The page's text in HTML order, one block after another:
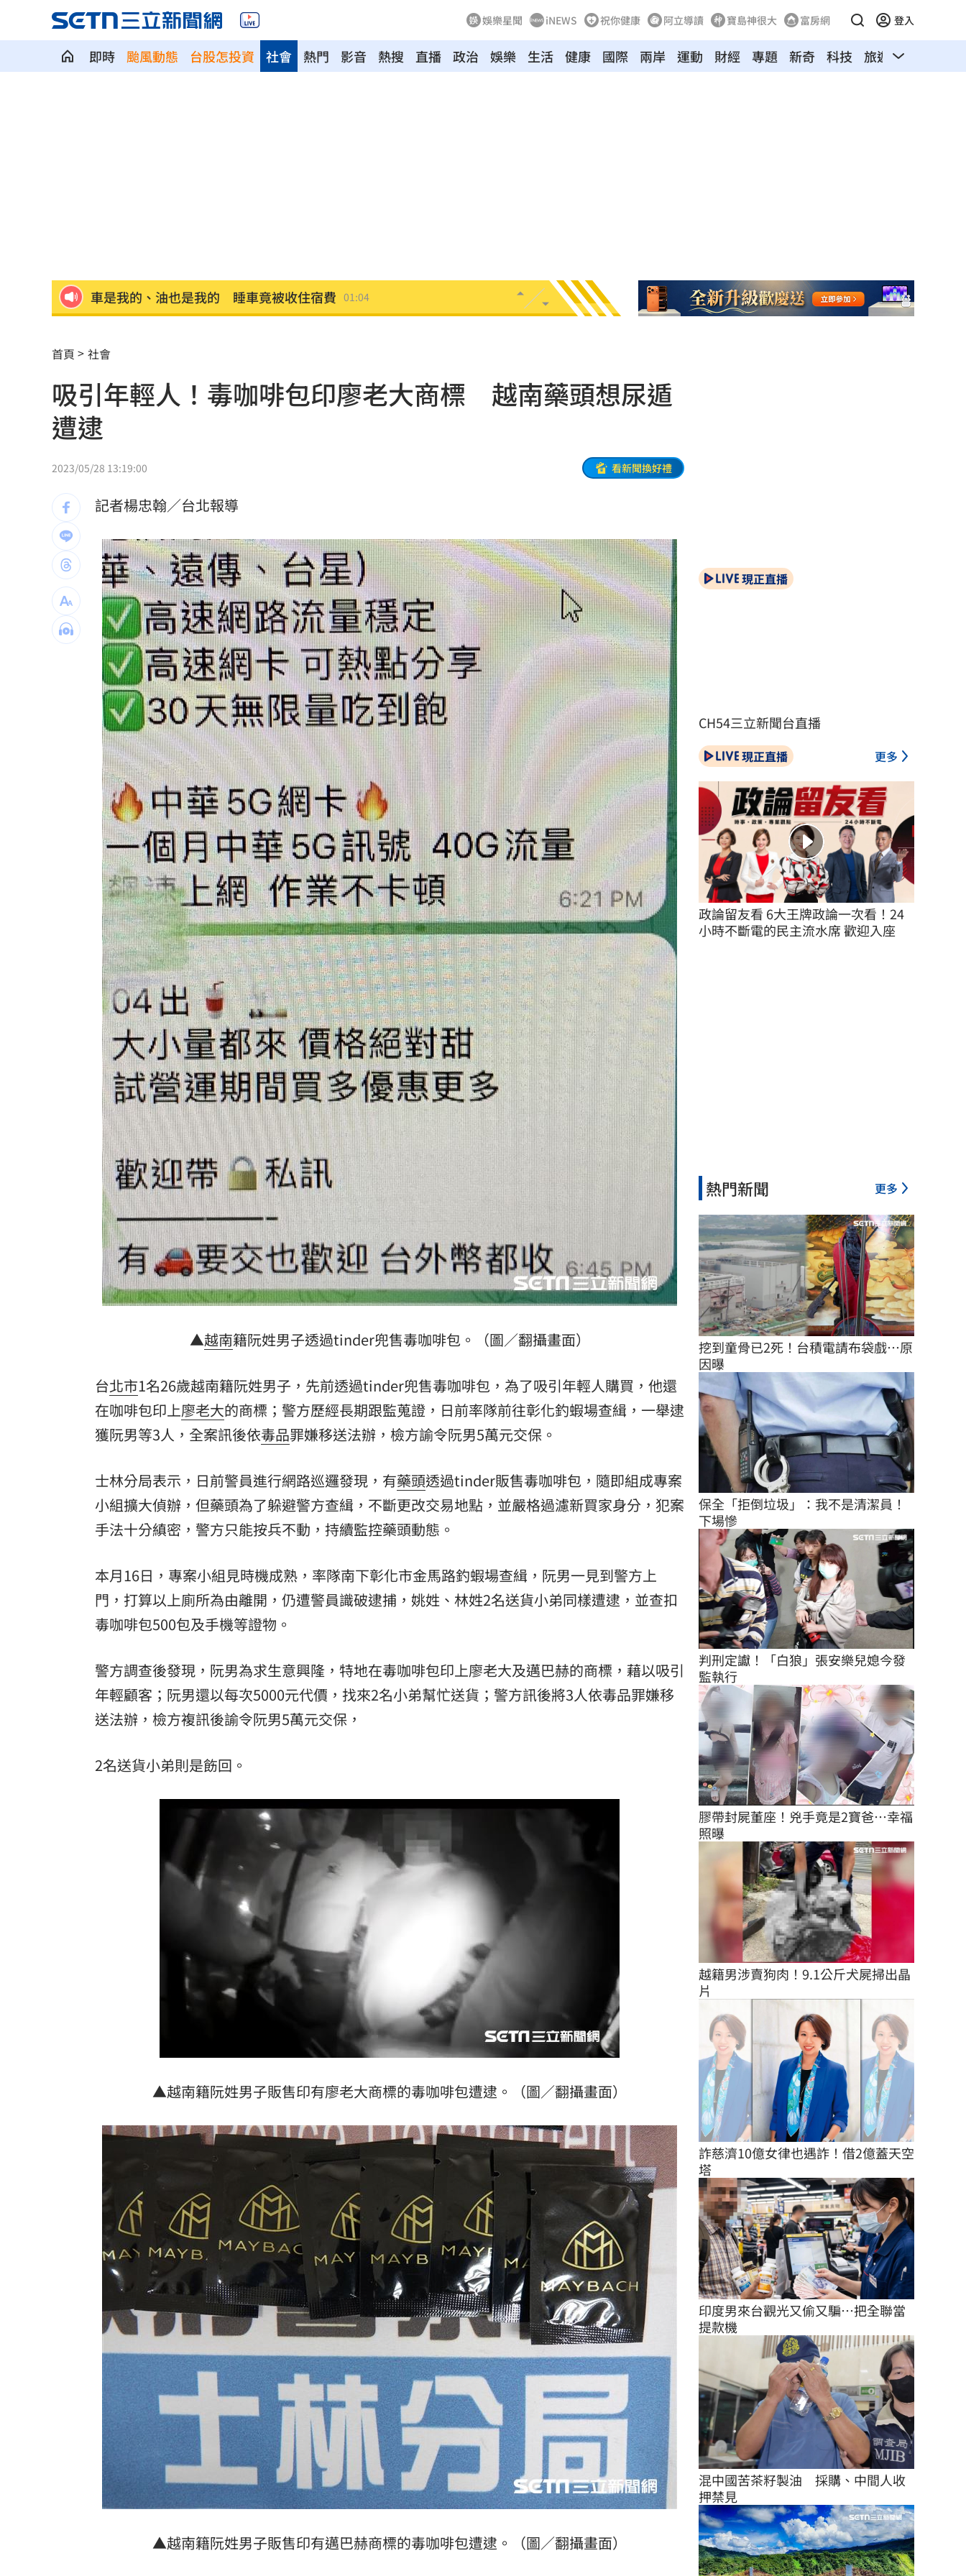
娛樂星聞 iNEWS 祝你健康 阿立導讀 寶島神很大 富房網 登入
即時 颱風動態 台股怎投資 熱門 影音 熱搜 直播 政治
社會 娛樂 生活 健康 國際 兩岸 運動 財經 專題 新奇 科技 旅遊 汽車
慈濟買BNT被詐10億！藍昔嗆擋疫苗網朝聖 01:35
車是我的、油也是我的 睡車竟被收住宿費 01:04
這大廠產能利用率衝90% 目標價上看220元
埃及知名女星涉毒被判死 引發社會震驚 00:49
桃園聯隊奪世界青棒亞軍 張善政接機
男駕車至議員服務處嗆開槍 台中警抓到了
新／Sandisk挫5%！台指期翻紅站回44000點
斷交國200萬磅蝦遭我友邦封殺！業者慘叫 23:54
新北待售餘屋萬8戶 永和竟只賣贏八里！ 23:47
為5億商機翻臉 肥大叔插刀：要死一起死 23:32
杜金龍點名：「這檔權值股」千萬別長抱 23:25
額頭冒出痘痘 女手癢猛摳竟成「病毒疣」 23:18
台灣彩券開獎直播中 20:31
LIVE三立+24小時直播 15:27
三立iNEWS新聞台線上直播 18:00
理想混蛋號召粉絲跨海追星吃美食！ 18:15
首頁 社會
吸引年輕人！毒咖啡包印廖老大商標 越南藥頭想尿遁
遭逮
2023/05/28 13:19:00 看新聞換好禮
記者楊忠翰／台北報導
▲越南籍阮姓男子透過tinder兜售毒咖啡包。（圖／翻攝畫面）
台北市1名26歲越南籍阮姓男子，先前透過tinder兜售毒咖啡包，為了吸引年輕人購買，他還
在咖啡包印上廖老大的商標；警方歷經長期跟監蒐證，日前率隊前往彰化釣蝦場查緝，一舉逮
獲阮男等3人，全案訊後依毒品罪嫌移送法辦，檢方諭令阮男5萬元交保。
士林分局表示，日前警員進行網路巡邏發現，有藥頭透過tinder販售毒咖啡包，隨即組成專案
小組擴大偵辦，但藥頭為了躲避警方查緝，不斷更改交易地點，並嚴格過濾新買家身分，犯案
手法十分縝密，警方只能按兵不動，持續監控藥頭動態。
本月16日，專案小組見時機成熟，率隊南下彰化市金馬路釣蝦場查緝，阮男一見到警方上
門，打算以上廁所為由離開，仍遭警員識破逮捕，姚姓、林姓2名送貨小弟同樣遭逮，並查扣
毒咖啡包500包及手機等證物。
警方調查後發現，阮男為求生意興隆，特地在毒咖啡包印上廖老大及邁巴赫的商標，藉以吸引
年輕顧客；阮男還以每次5000元代價，找來2名小弟幫忙送貨；警方訊後將3人依毒品罪嫌移
送法辦，檢方複訊後諭令阮男5萬元交保，
2名送貨小弟則是飭回。
▲越南籍阮姓男子販售印有廖老大商標的毒咖啡包遭逮。（圖／翻攝畫面）
▲越南籍阮姓男子販售印有邁巴赫商標的毒咖啡包遭逮。（圖／翻攝畫面）
現正直播
CH54三立新聞台直播
現正直播 更多
政論留友看 6大王牌政論一次看！24
小時不斷電的民主流水席 歡迎入座
熱門新聞 更多
挖到童骨已2死！台積電請布袋戲…原
因曝
保全「拒倒垃圾」：我不是清潔員！
下場慘
判刑定讞！「白狼」張安樂兒媳今發
監執行
膠帶封屍董座！兇手竟是2寶爸…幸福
照曝
越籍男涉賣狗肉！9.1公斤犬屍掃出晶
片
詐慈濟10億女律也遇詐！借2億蓋天空
塔
印度男來台觀光又偷又騙…把全聯當
提款機
混中國苦茶籽製油　採購、中間人收
押禁見